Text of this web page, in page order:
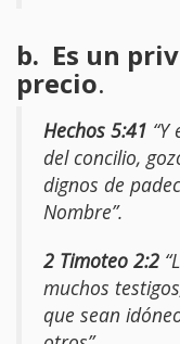
b. Es un
precio.
Hechos 5:41
del concilio,
dignos de
Nombre”.
2 Timoteo 2:2
muchos
que sean